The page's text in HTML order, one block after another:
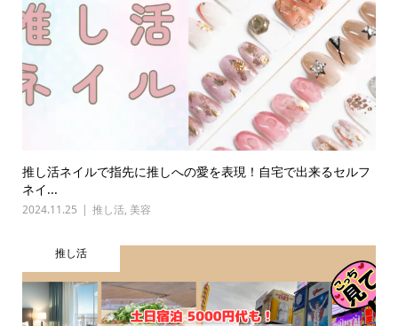
推し活ネイルで指先に推しへの愛を表現！自宅で出来るセルフ
ネイ...
2024.11.25 推し活, 美容
推し活